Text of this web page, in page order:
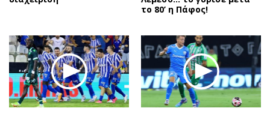
το 80’ η Πάφος!